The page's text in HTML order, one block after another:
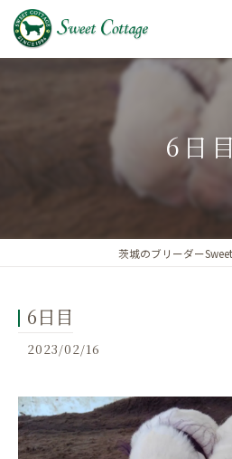
6日目
茨城のブリーダー
6日目
2023/02/16